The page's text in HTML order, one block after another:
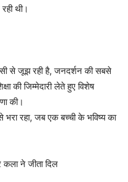
थी।
से जूझ रही है, जनदर्शन की सबसे
की जिम्मेदारी लेते हुए विशेष
की।
रहा, जब एक बच्ची के भविष्य का
ने जीता दिल